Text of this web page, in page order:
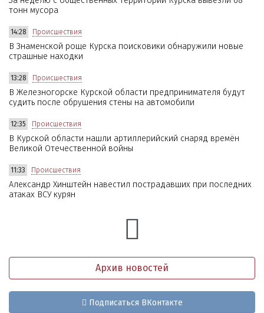
тонн мусора
14:28 Происшествия
В Знаменской роще Курска поисковики обнаружили новые
страшные находки
13:28 Происшествия
В Железногорске Курской области предпринимателя будут
судить после обрушения стены на автомобили
12:35 Происшествия
В Курской области нашли артиллерийский снаряд времён
Великой Отечественной войны
11:33 Происшествия
Александр Хинштейн навестил пострадавших при последних
атаках ВСУ курян
Архив новостей
Подписаться ВКонтакте